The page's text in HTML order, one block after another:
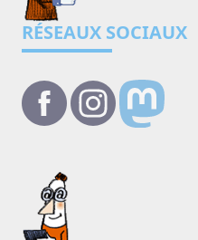
RÉSEAUX SOCIAUX